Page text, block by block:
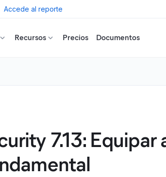
Accede al reporte
Recursos Precios Documentos
7.13: Equipar